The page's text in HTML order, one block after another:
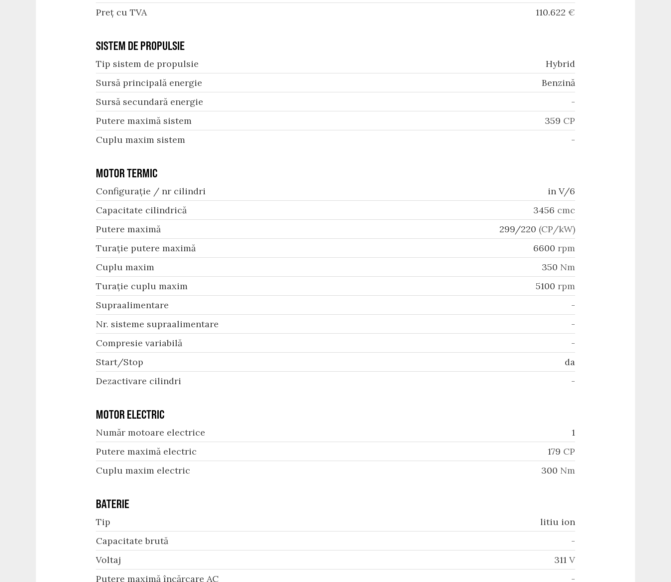
Preț cu TVA
110.622 €
SISTEM DE PROPULSIE
Tip sistem de propulsie
Hybrid
Sursă principală energie
Benzină
Sursă secundară energie
-
Putere maximă sistem
359 CP
Cuplu maxim sistem
-
MOTOR TERMIC
Configurație / nr cilindri
in V/6
Capacitate cilindrică
3456 cmc
Putere maximă
299/220 (CP/kW)
Turație putere maximă
6600 rpm
Cuplu maxim
350 Nm
Turație cuplu maxim
5100 rpm
Supraalimentare
-
Nr. sisteme supraalimentare
-
Compresie variabilă
-
Start/Stop
da
Dezactivare cilindri
-
MOTOR ELECTRIC
Număr motoare electrice
1
Putere maximă electric
179 CP
Cuplu maxim electric
300 Nm
BATERIE
Tip
litiu ion
Capacitate brută
-
Voltaj
311 V
Putere maximă încărcare AC
-